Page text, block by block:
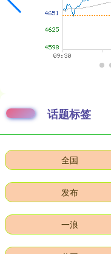
话题标签
全国
发布
一浪